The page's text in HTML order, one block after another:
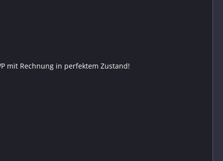
mit Rechnung in perfektem Zustand!